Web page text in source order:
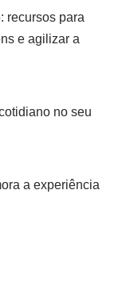
recursos para
e agilizar a
no seu
a experiência